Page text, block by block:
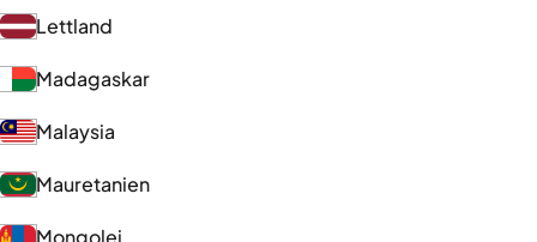
Lettland
Madagaskar
Malaysia
Mauretanien
Mongolei